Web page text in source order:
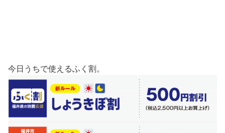
今日うちで使えるふく割。